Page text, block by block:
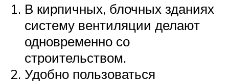
В кирпичных, блочных зданиях
систему вентиляции делают
одновременно со
строительством.
Удобно пользоваться